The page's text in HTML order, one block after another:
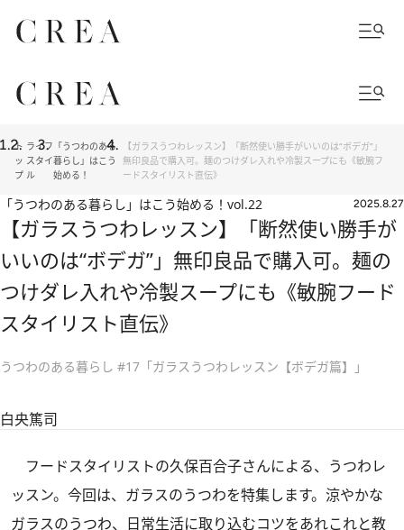
ト
ッ
プ
ライフ
スタイ
ル
「うつわのある
暮らし」はこう
始める！
【ガラスうつわレッスン】「断然使い勝手がいいのは“ボデガ”」
無印良品で購入可。麺のつけダレ入れや冷製スープにも《敏腕フ
ードスタイリスト直伝》
「うつわのある暮らし」はこう始める！ vol.22 2025.8.27
【ガラスうつわレッスン】「断然使い勝手が
いいのは“ボデガ”」無印良品で購入可。麺の
つけダレ入れや冷製スープにも《敏腕フード
スタイリスト直伝》
うつわのある暮らし #17「ガラスうつわレッスン【ボデガ篇】」
白央篤司
フードスタイリストの久保百合子さんによる、うつわレ
ッスン。今回は、ガラスのうつわを特集します。涼やかな
ガラスのうつわ、日常生活に取り込むコツをあれこれと教